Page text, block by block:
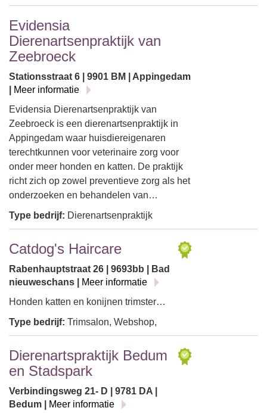
Evidensia
Dierenartsenpraktijk van
Zeebroeck
Stationsstraat 6 | 9901 BM | Appingedam
Meer informatie
Evidensia Dierenartsenpraktijk van
Zeebroeck is een dierenartsenpraktijk in
Appingedam waar huisdiereigenaren
terechtkunnen voor veterinaire zorg voor
onder meer honden en katten. De praktijk
richt zich op zowel preventieve zorg als het
onderzoeken en behandelen van…
Type bedrijf: Dierenartsenpraktijk
Catdog's Haircare
Rabenhauptstraat 26 | 9693bb | Bad
nieuweschans |
Meer informatie
Honden katten en konijnen trimster…
Type bedrijf: Trimsalon, Webshop,
Dierenartspraktijk Bedum
en Stadspark
Verbindingsweg 21- D | 9781 DA |
Bedum |
Meer informatie